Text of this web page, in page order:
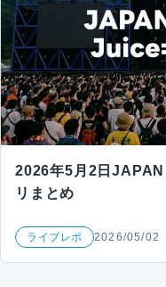
2026年5月2日
リまとめ
ライブレポ 2026/05/02